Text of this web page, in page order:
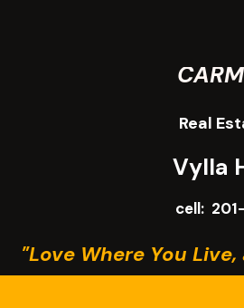
"Love Where You
Vylla
cell:
Real